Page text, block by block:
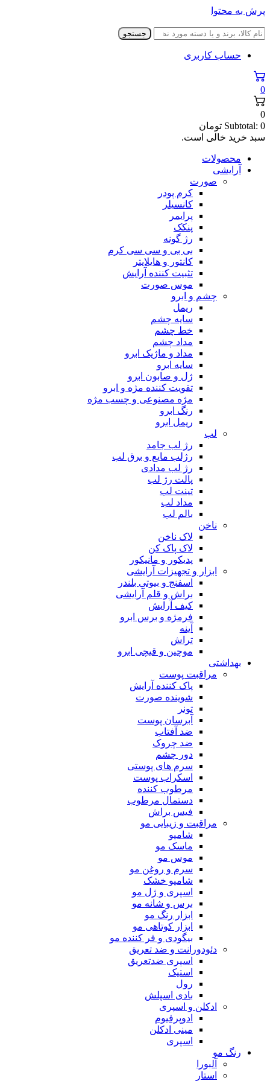
پرش به محتوا
جستجو
حساب کاربری
0
0
Subtotal: 0
تومان
سبد خرید خالی است.
محصولات
آرایشی
صورت
کرم پودر
کانسیلر
پرایمر
پنکک
رژ گونه
بی بی و سی سی کرم
کانتور و هایلایتر
تثبیت کننده آرایش
موس صورت
چشم و ابرو
ریمل
سایه چشم
خط چشم
مداد چشم
مداد و ماژیک ابرو
سایه ابرو
ژل و صابون ابرو
تقویت کننده مژه و ابرو
مژه مصنوعی و چسب مژه
رنگ ابرو
ریمل ابرو
لب
رژ لب جامد
رژلب مایع و برق لب
رژ لب مدادی
پالت رژ لب
تینت لب
مداد لب
بالم لب
ناخن
لاک ناخن
لاک پاک کن
پدیکور و مانیکور
ابزار و تجهیزات آرایشی
اسفنج و بیوتی بلندر
براش و قلم آرایشی
کیف آرایش
فرمژه و برس ابرو
آینه
تراش
موچین و قیچی ابرو
بهداشتی
مراقبت پوست
پاک کننده آرایش
شوینده صورت
تونر
آبرسان پوست
ضد آفتاب
ضد چروک
دور چشم
سرم های پوستی
اسکراب پوست
مرطوب کننده
دستمال مرطوب
فیس براش
مراقبت و زیبایی مو
شامپو
ماسک مو
موس مو
سرم و روغن مو
شامپو خشک
اسپری و ژل مو
برس و شانه مو
ابزار رنگ مو
ابزار کوتاهی مو
بیگودی و فر کننده مو
دئودورانت و ضد تعریق
اسپری ضدتعریق
استیک
رول
بادی اسپلش
ادکلن و اسپری
ادوپرفیوم
مینی ادکلن
اسپری
رنگ مو
آلبورا
استار